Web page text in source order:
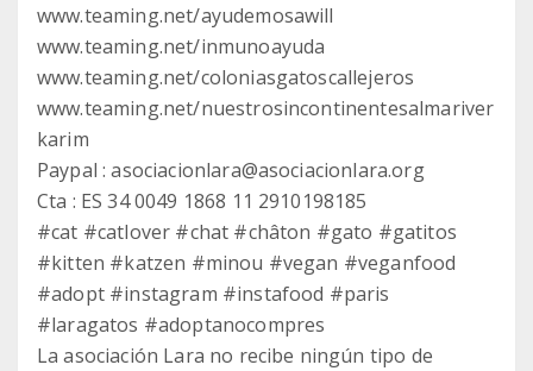
www.teaming.net/ayudemosawill
www.teaming.net/inmunoayuda
www.teaming.net/coloniasgatoscallejeros
www.teaming.net/nuestrosincontinentesalmariver
karim
Paypal : asociacionlara@asociacionlara.org
Cta : ES 34 0049 1868 11 2910198185
#cat #catlover #chat #châton #gato #gatitos
#kitten #katzen #minou #vegan #veganfood
#adopt #instagram #instafood #paris
#laragatos #adoptanocompres
La asociación Lara no recibe ningún tipo de